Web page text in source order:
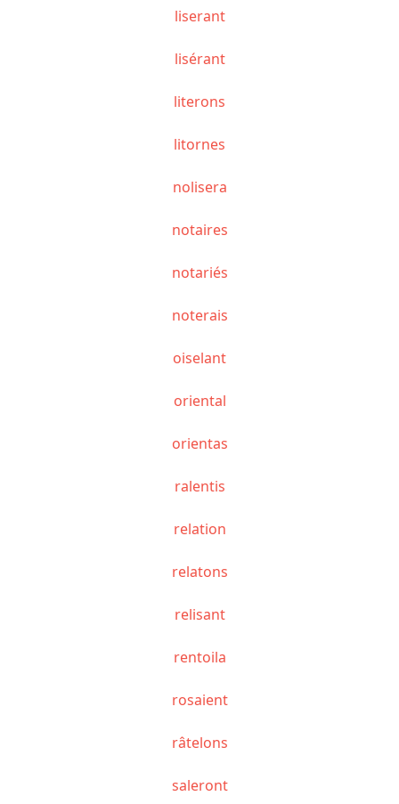
liserant
lisérant
literons
litornes
nolisera
notaires
notariés
noterais
oiselant
oriental
orientas
ralentis
relation
relatons
relisant
rentoila
rosaient
râtelons
saleront